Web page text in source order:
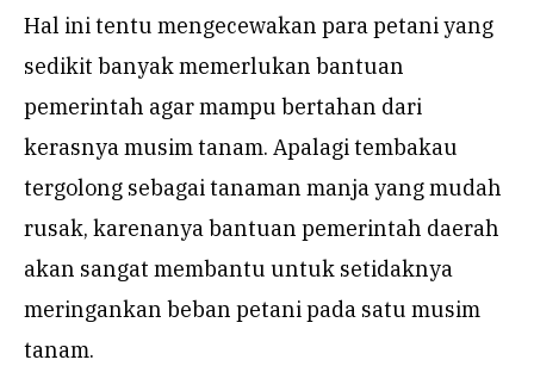
Hal ini tentu mengecewakan para petani yang
sedikit banyak memerlukan bantuan
pemerintah agar mampu bertahan dari
kerasnya musim tanam. Apalagi tembakau
tergolong sebagai tanaman manja yang mudah
rusak, karenanya bantuan pemerintah daerah
akan sangat membantu untuk setidaknya
meringankan beban petani pada satu musim
tanam.